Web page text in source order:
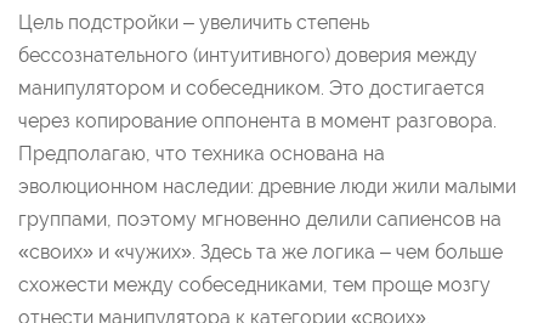
Цель подстройки – увеличить степень
бессознательного (интуитивного) доверия между
манипулятором и собеседником. Это достигается
через копирование оппонента в момент разговора.
Предполагаю, что техника основана на
эволюционном наследии: древние люди жили малыми
группами, поэтому мгновенно делили сапиенсов на
«своих» и «чужих». Здесь та же логика – чем больше
схожести между собеседниками, тем проще мозгу
отнести манипулятора к категории «своих».